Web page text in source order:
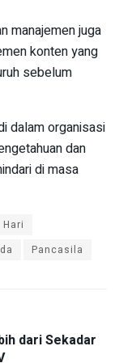
manajemen juga
konten yang
sebelum
dalam organisasi
dan
di masa
Hari
Pancasila
dari Sekadar